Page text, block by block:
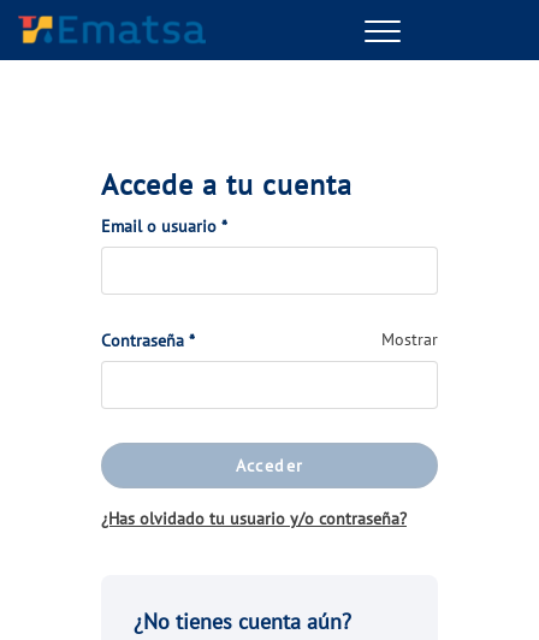
Menu
Accede a tu cuenta
Email o usuario *(Obligatorio)
Contraseña *(Obligatorio) Mostrar
Acceder
¿Has olvidado tu usuario y/o contraseña?
¿No tienes cuenta aún?